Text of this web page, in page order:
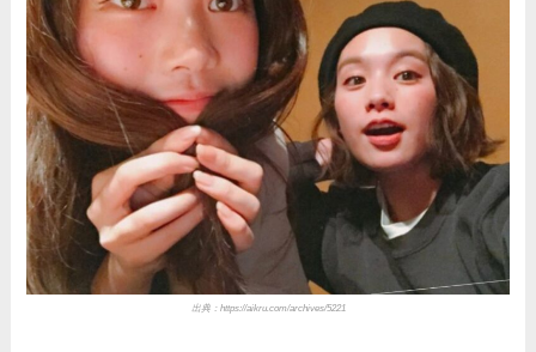
出典：https://aikru.com/archives/5221